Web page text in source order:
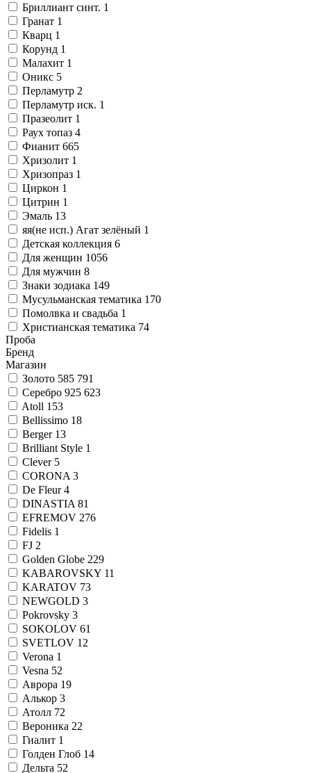
Бриллиант синт. 1
Гранат 1
Кварц 1
Корунд 1
Малахит 1
Оникс 5
Перламутр 2
Перламутр иск. 1
Празеолит 1
Раух топаз 4
Фианит 665
Хризолит 1
Хризопраз 1
Циркон 1
Цитрин 1
Эмаль 13
яя(не исп.) Агат зелёный 1
Детская коллекция 6
Для женщин 1056
Для мужчин 8
Знаки зодиака 149
Мусульманская тематика 170
Помолвка и свадьба 1
Христианская тематика 74
Проба
Бренд
Магазин
Золото 585 791
Серебро 925 623
Atoll 153
Bellissimo 18
Berger 13
Brilliant Style 1
Clever 5
CORONA 3
De Fleur4
DINASTIA 81
EFREMOV 276
Fidelis 1
FJ 2
Golden Globe 229
KABAROVSKY 11
KARATOV 73
NEWGOLD 3
Pokrovsky 3
SOKOLOV 61
SVETLOV 12
Verona 1
Vesna 52
Аврора 19
Алькор 3
Атолл 72
Вероника 22
Гиалит 1
Голден Глоб 14
Дельта 52